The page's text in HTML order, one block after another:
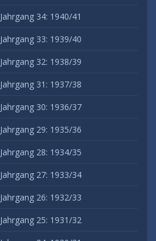
Jahrgang 34: 1940/41
Jahrgang 33: 1939/40
Jahrgang 32: 1938/39
Jahrgang 31: 1937/38
Jahrgang 30: 1936/37
Jahrgang 29: 1935/36
Jahrgang 28: 1934/35
Jahrgang 27: 1933/34
Jahrgang 26: 1932/33
Jahrgang 25: 1931/32